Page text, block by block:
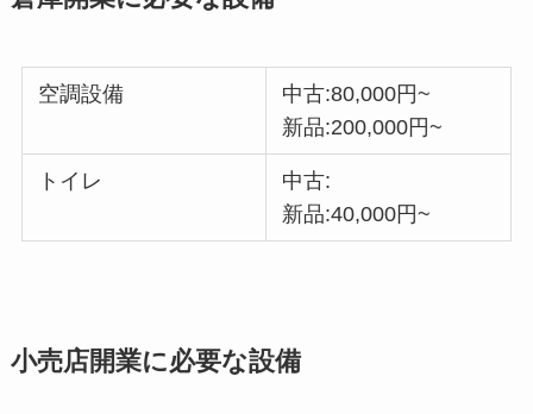
空調設備
中古:80,000円~
新品:200,000円~
トイレ
中古:
新品:40,000円~
小売店開業に必要な設備